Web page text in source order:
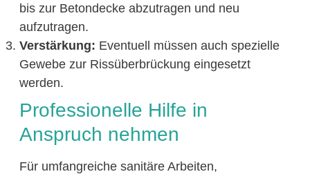
bis zur Betondecke abzutragen und neu
aufzutragen.
Verstärkung: Eventuell müssen auch spezielle
Gewebe zur Rissüberbrückung eingesetzt
werden.
Professionelle Hilfe in
Anspruch nehmen
Für umfangreiche sanitäre Arbeiten,